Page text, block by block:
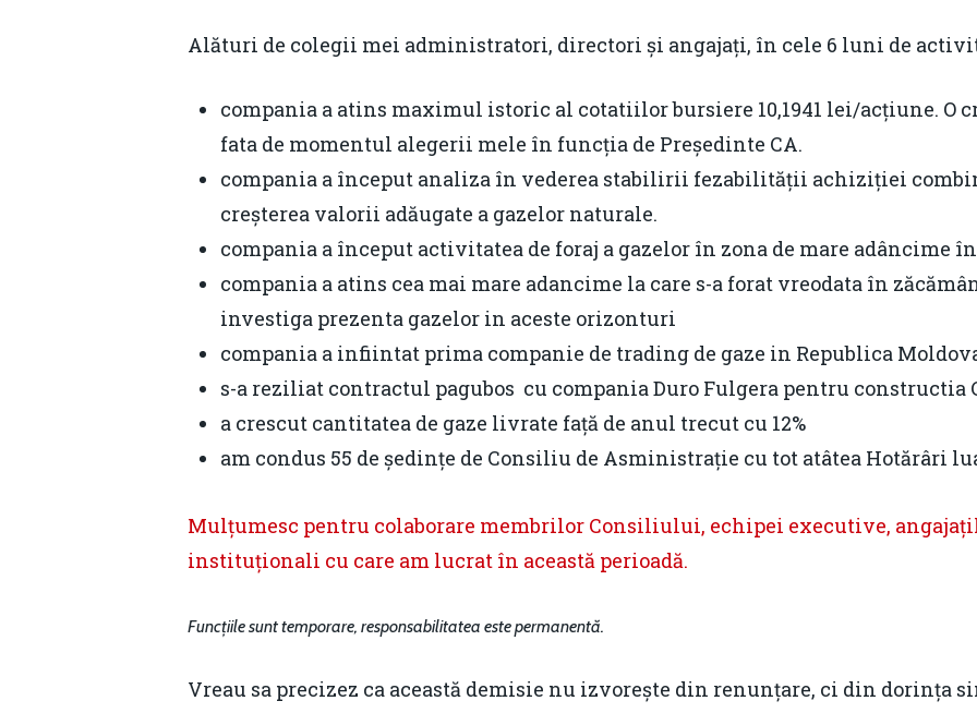
Alături de colegii mei administratori, directori și angajați, în cele 6 luni de
compania a atins maximul istoric al cotatiilor bursiere 10,1941 lei/acțiune. O
fata de momentul alegerii mele în funcția de Președinte CA.
compania a început analiza în vederea stabilirii fezabilității achiziției
creșterea valorii adăugate a gazelor naturale.
compania a început activitatea de foraj a gazelor în zona de mare adâncime
compania a atins cea mai mare adancime la care s-a forat vreodata în
investiga prezenta gazelor in aceste orizonturi
compania a infiintat prima companie de trading de gaze in Republica
s-a reziliat contractul pagubos cu compania Duro Fulgera pentru constructia
a crescut cantitatea de gaze livrate față de anul trecut cu 12%
am condus 55 de ședințe de Consiliu de Asministrație cu tot atâtea Hotărâri
Mulțumesc pentru colaborare membrilor Consiliului, echipei executive,
instituționali cu care am lucrat în această perioadă.
Funcțiile sunt temporare, responsabilitatea este permanentă.
Vreau sa precizez ca această demisie nu izvorește din renunțare, ci din dorința